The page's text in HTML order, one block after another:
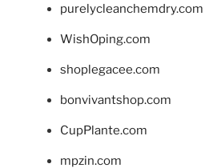
purelycleanchemdry.com
WishOping.com
shoplegacee.com
bonvivantshop.com
CupPlante.com
mpzin.com